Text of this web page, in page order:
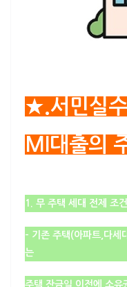
★.서민실
MI대출의
1. 무 주택 세대 전제 조
– 기존 주택(아파트,다세
는
주택 잔금일 이전에 소유